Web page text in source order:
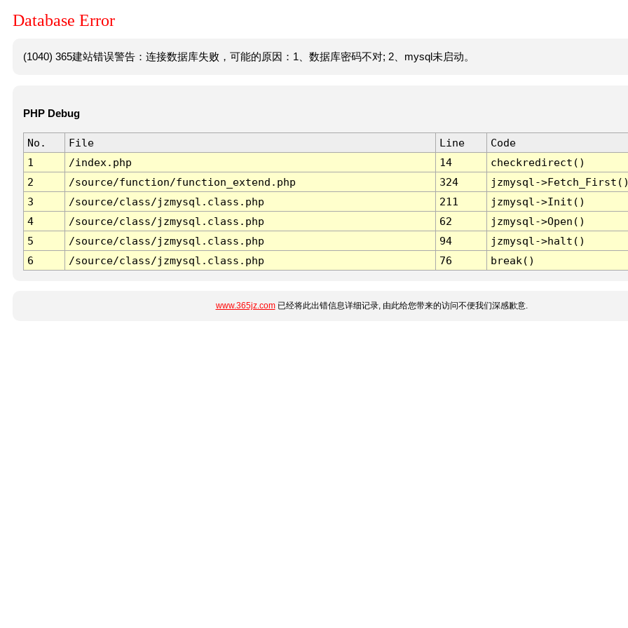
Database Error
(1040) 365建站错误警告：连接数据库失败，可能的原因：1、数据库密码不对; 2、mysql未启动。
PHP Debug
No. File Line
Code
1
/index.php 14
checkredirect()
2
/source/function/function_extend.php 324
jzmysql-
3
/source/class/jzmysql.class.php 211
jzmysql->Init()
4
/source/class/jzmysql.class.php 62
jzmysql->Open()
5
/source/class/jzmysql.class.php 94
jzmysql->halt()
6
/source/class/jzmysql.class.php 76 break()
www.365jz.com已经将此出错信息详细记录, 由此给您带来的访问不便我们深感歉意.